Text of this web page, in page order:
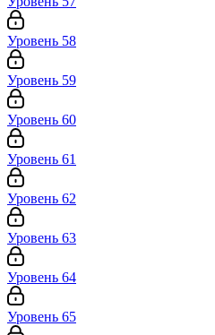
Уровень 58
Уровень 59
Уровень 60
Уровень 61
Уровень 62
Уровень 63
Уровень 64
Уровень 65